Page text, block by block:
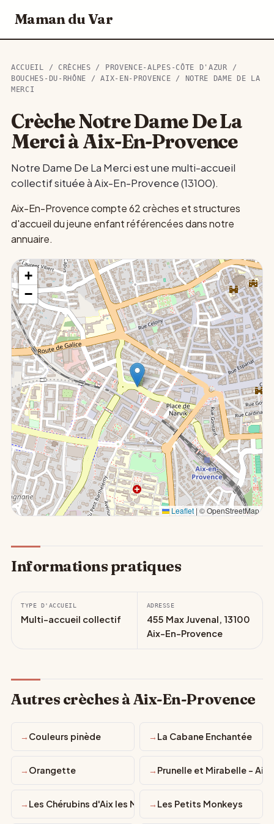
Maman du Var
ACCUEIL / CRÈCHES / PROVENCE-ALPES-CÔTE D'AZUR /
BOUCHES-DU-RHÔNE /AIX-EN-PROVENCE / NOTRE DAME DE LA
MERCI
Crèche Notre Dame De La
Merci à Aix-En-Provence
Notre Dame De La Merci est une multi-accueil
collectif située à Aix-En-Provence (13100).
Aix-En-Provence compte 62 crèches et structures
d'accueil du jeune enfant référencées dans notre
annuaire.
+
−
Leaflet | © OpenStreetMap
Informations pratiques
TYPE D'ACCUEIL
Multi-accueil collectif
ADRESSE
455 Max Juvenal, 13100
Aix-En-Provence
Autres crèches à Aix-En-Provence
Couleurs pinède La Cabane Enchantée
Orangette Prunelle et Mirabelle - Aix
Les Chérubins d'Aix les Milles Les Petits Monkeys